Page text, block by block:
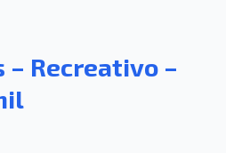
– Recreativo –